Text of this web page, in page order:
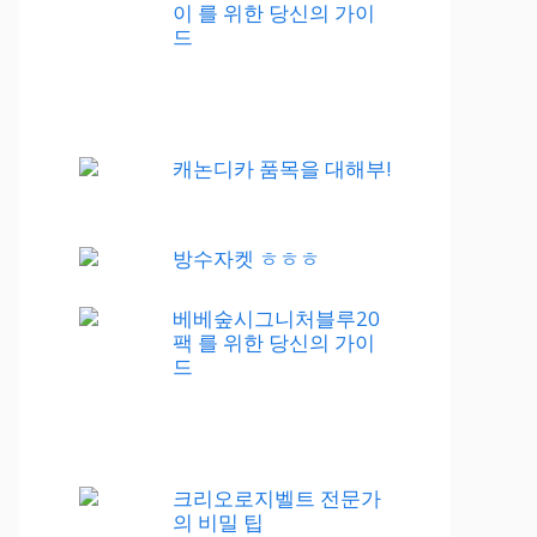
이 를 위한 당신의 가이
드
캐논디카 품목을 대해부!
방수자켓 ㅎㅎㅎ
베베숲시그니처블루20
팩 를 위한 당신의 가이
드
크리오로지벨트 전문가
의 비밀 팁